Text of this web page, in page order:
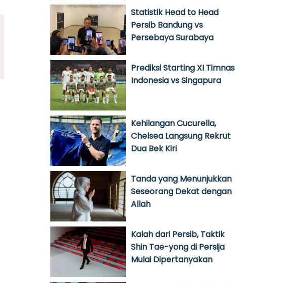
Statistik Head to Head
Persib Bandung vs
Persebaya Surabaya
Prediksi Starting XI Timnas
Indonesia vs Singapura
Kehilangan Cucurella,
Chelsea Langsung Rekrut
Dua Bek Kiri
Tanda yang Menunjukkan
Seseorang Dekat dengan
Allah
Kalah dari Persib, Taktik
Shin Tae-yong di Persija
Mulai Dipertanyakan